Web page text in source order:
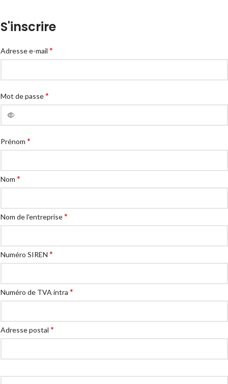
S'inscrire
Adresse e-mail *
Mot de passe*
Prénom *
Nom *
Nom de l'entreprise*
Numéro SIREN *
Numéro de TVA intra *
Adresse postal *